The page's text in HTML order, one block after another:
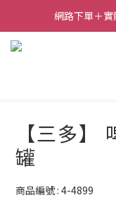
網路下單＋
【三多
罐
商品編號 : 4-4899